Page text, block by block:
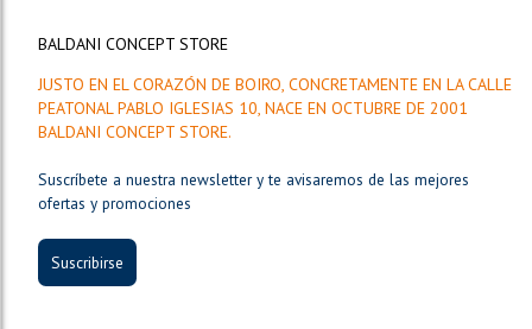
BALDANI CONCEPT STORE
JUSTO EN EL CORAZÓN DE BOIRO, CONCRETAMENTE EN LA CALLE
PEATONAL PABLO IGLESIAS 10, NACE EN OCTUBRE DE 2001
BALDANI CONCEPT STORE.
Suscríbete a nuestra newsletter y te avisaremos de las mejores
ofertas y promociones
Suscribirse